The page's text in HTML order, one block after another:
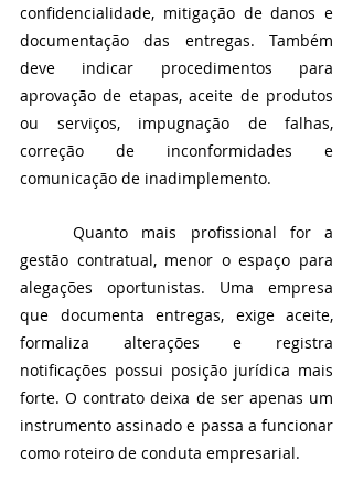
confidencialidade, mitigação de danos e
documentação das entregas. Também
deve indicar procedimentos para
aprovação de etapas, aceite de produtos
ou serviços, impugnação de falhas,
correção de inconformidades e
comunicação de inadimplemento.
	Quanto mais profissional for a
gestão contratual, menor o espaço para
alegações oportunistas. Uma empresa
que documenta entregas, exige aceite,
formaliza alterações e registra
notificações possui posição jurídica mais
forte. O contrato deixa de ser apenas um
instrumento assinado e passa a funcionar
como roteiro de conduta empresarial.